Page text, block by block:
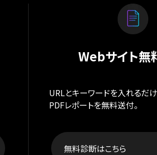
Webサイト無
URLとキーワードを入れるだ
PDFレポートを無料送付。
無料診断はこちら